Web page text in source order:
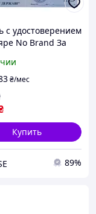
с удостоверением
No Brand За
Украины 32 мм
(hub_20f1dm)
₴/мес
Купить
89%